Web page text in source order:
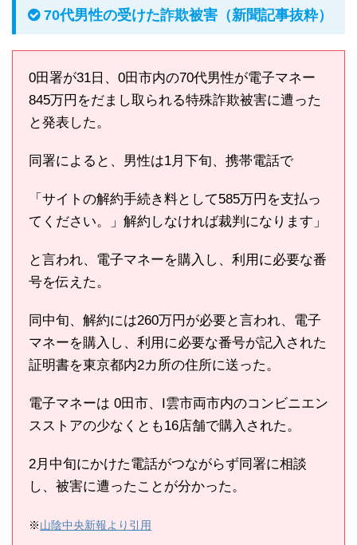
70代男性の受けた詐欺被害（新聞記事抜粋）
0田署が31日、0田市内の70代男性が電子マネー
845万円をだまし取られる特殊詐欺被害に遭った
と発表した。
同署によると、男性は1月下旬、携帯電話で
「サイトの解約手続き料として585万円を支払っ
てください。」解約しなければ裁判になります」
と言われ、電子マネーを購入し、利用に必要な番
号を伝えた。
同中旬、解約には260万円が必要と言われ、電子
マネーを購入し、利用に必要な番号が記入された
証明書を東京都内2カ所の住所に送った。
電子マネーは 0田市、I雲市両市内のコンビニエン
スストアの少なくとも16店舗で購入された。
2月中旬にかけた電話がつながらず同署に相談
し、被害に遭ったことが分かった。
※ 山陰中央新報より引用